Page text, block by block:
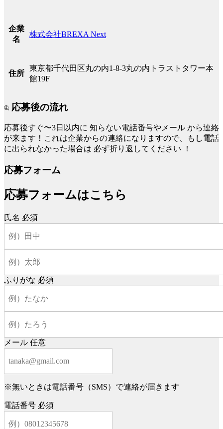
企業
名
株式会社BREXA Next
住所
東京都千代田区丸の内1-8-3丸の内トラストタワー本
館19F
応募後の流れ
応募後すぐ〜3日以内に 知らない電話番号やメール から連絡
が来ます！これは企業からの連絡になりますので、もし電話
に出られなかった場合は 必ず折り返してください ！
応募フォーム
応募フォームはこちら
氏名 必須
ふりがな 必須
メール 任意
※無いときは電話番号（SMS）で連絡が届きます
電話番号 必須